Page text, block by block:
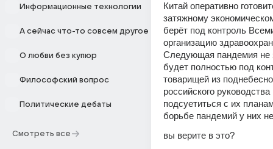
Информационные технологии
А сейчас что-то совсем другое
О любви без купюр
Философский вопрос
Политические дебаты
Смотреть все
Китай оперативно
затяжному
берёт под контроль
организацию
Следующая пандемия не
будет полностью под
товарищей из
российского
подсуетиться с их
борьбе пандемий у них
вы верите в это?